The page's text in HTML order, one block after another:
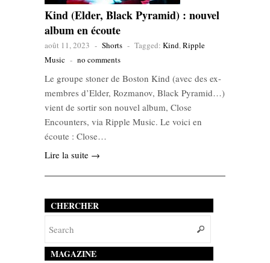
Kind (Elder, Black Pyramid) : nouvel
album en écoute
août 11, 2023 - Shorts - Tagged: Kind,Ripple
Music - no comments
Le groupe stoner de Boston Kind (avec des ex-
membres d’Elder, Rozmanov, Black Pyramid…)
vient de sortir son nouvel album, Close
Encounters, via Ripple Music. Le voici en
écoute : Close…
Lire la suite →
CHERCHER
MAGAZINE